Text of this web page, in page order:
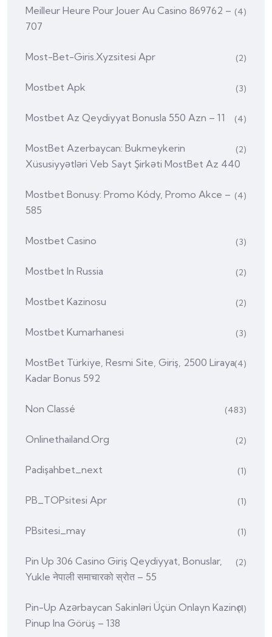
Meilleur Heure Pour Jouer Au Casino 869762 –
707
(4)
Most-Bet-Giris.xyzsitesi Apr (2)
Mostbet Apk (3)
Mostbet Az Qeydiyyat Bonusla 550 Azn – 11 (4)
MostBet Azerbaycan: Bukmeykerin
Xüsusiyyətləri Veb Sayt Şirkəti MostBet Az 440
(2)
Mostbet Bonusy: Promo Kódy, Promo Akce –
585
(4)
Mostbet Casino (3)
Mostbet In Russia (2)
Mostbet Kazinosu (2)
Mostbet Kumarhanesi (3)
MostBet Türkiye, Resmi Site, Giriş, 2500 Liraya
Kadar Bonus 592
(4)
Non Classé (483)
Onlinethailand.org (2)
Padişahbet_next (1)
PB_TOPsitesi Apr (1)
PBsitesi_may (1)
Pin Up 306 Casino Giriş Qeydiyyat, Bonuslar,
Yukle नेपाली समाचारको स्रोत – 55
(2)
Pin-Up Azərbaycan Sakinləri Üçün Onlayn Kazino
Pinup Ina Görüş – 138
(1)